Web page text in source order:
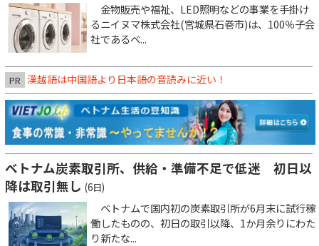
金物販売や福祉、LED照明などの事業を手掛け
るニイヌマ株式会社(宮城県石巻市)は、100％子会
社であるベ...
PR 漢越語は中国語より日本語の音読みに近い！
ベトナム炭素取引所、供給・準備不足で低迷 初日以
降は取引無し (6日)
ベトナムで国内初の炭素取引所が6月末に試行稼
働したものの、初日の取引以降、1か月余りにわた
り新たな...